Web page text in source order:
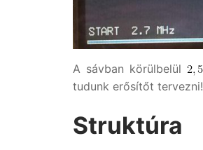
A sávban körülbelül
tudunk erősítőt tervezni!
Struktúra